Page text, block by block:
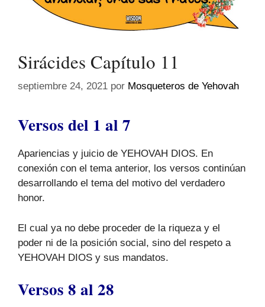
Sirácides Capítulo 11
septiembre 24, 2021 por Mosqueteros de Yehovah
Versos del 1 al 7
Apariencias y juicio de YEHOVAH DIOS. En
conexión con el tema anterior, los versos continúan
desarrollando el tema del motivo del verdadero
honor.
El cual ya no debe proceder de la riqueza y el
poder ni de la posición social, sino del respeto a
YEHOVAH DIOS y sus mandatos.
Versos 8 al 28